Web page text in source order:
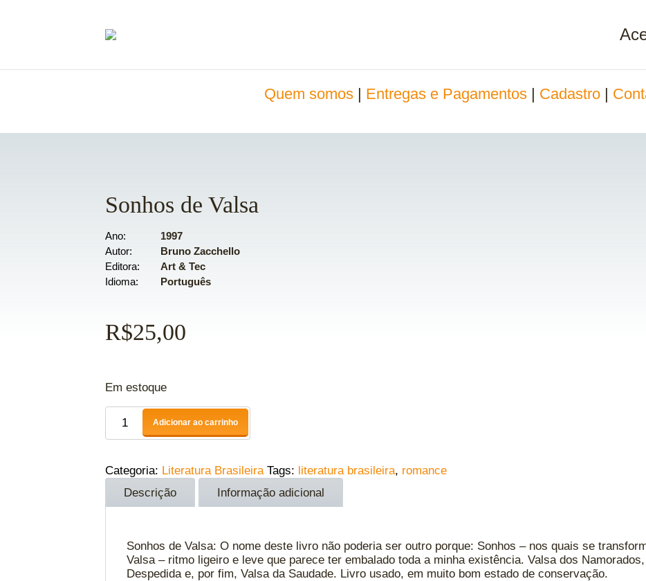
Quem somos Entregas e Pagamentos Cadastro
Sonhos de Valsa
Ano
1997
Autor
Bruno Zacchello
Editora
Art & Tec
Idioma
Português
R$25,00
Em estoque
Adicionar ao carrinho
Categoria: Literatura Brasileira Tags: literatura brasileira, romance
Descrição
Informação adicional
Sonhos de Valsa: O nome deste livro não poderia ser outro porque: Sonhos – nos quais se
Valsa – ritmo ligeiro e leve que parece ter embalado toda a minha existência. Valsa dos
Despedida e, por fim, Valsa da Saudade. Livro usado, em muito bom estado de conservação.